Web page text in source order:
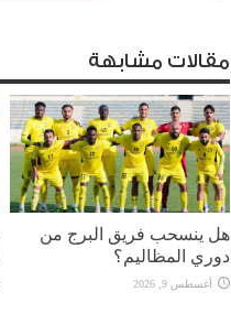
مقالات مشابهة
هل ينسحب فريق البرج من
دوري المظاليم؟
أغسطس 9, 2026